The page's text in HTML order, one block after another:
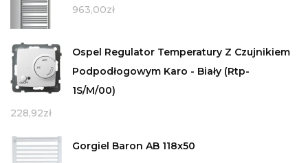
963,00zł
Ospel Regulator Temperatury Z Czujnikiem
Podpodłogowym Karo - Biały (Rtp-
1S/M/00)
228,92zł
Gorgiel Baron AB 118x50